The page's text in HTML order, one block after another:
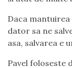
Daca
dator sa ne
asa, salvarea e
Pavel foloseste